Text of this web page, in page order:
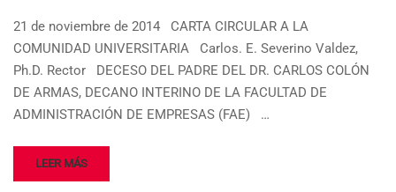
21 de noviembre de 2014 CARTA CIRCULAR A LA
COMUNIDAD UNIVERSITARIA Carlos. E. Severino Valdez,
Ph.D. Rector DECESO DEL PADRE DEL DR. CARLOS COLÓN
DE ARMAS, DECANO INTERINO DE LA FACULTAD DE
ADMINISTRACIÓN DE EMPRESAS (FAE) …
LEER MÁS